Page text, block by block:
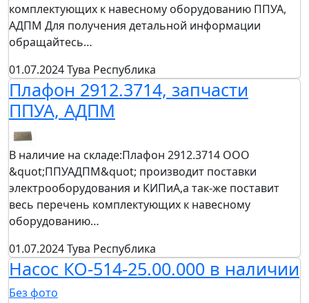
комплектующих к навесному оборудованию ППУА,
АДПМ Для получения детальной информации
обращайтесь…
01.07.2024Тува Республика
Плафон 2912.3714, запчасти
ППУА, АДПМ
В наличие на складе:Плафон 2912.3714 ООО
&quot;ППУАДПМ&quot; производит поставки
электрооборудования и КИПиА,а так-же поставит
весь перечень комплектующих к навесному
оборудованию…
01.07.2024Тува Республика
Насос КО-514-25.00.000 в наличии
Без фото